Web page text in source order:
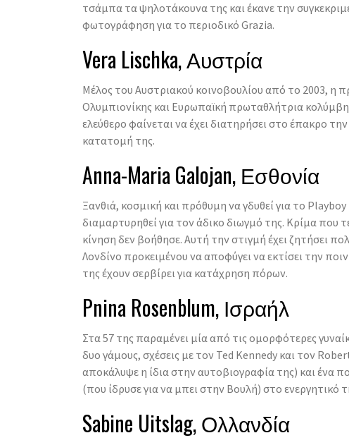
τσάμπα τα ψηλοτάκουνα της και έκανε την
φωτογράφηση για το περιοδικό Grazia.
Vera Lischka, Αυστρία
Μέλος του Αυστριακού κοινοβουλίου από το 2003, η
Ολυμπιονίκης και Ευρωπαϊκή πρωταθλήτρια
ελεύθερο φαίνεται να έχει διατηρήσει στο έπακρο
κατατομή της.
Anna-Maria Galojan, Εσθονία
Ξανθιά, κοσμική και πρόθυμη να γδυθεί για το
διαμαρτυρηθεί για τον άδικο διωγμό της. Κρίμα που
κίνηση δεν βοήθησε. Αυτή την στιγμή έχει ζητήσει
Λονδίνο προκειμένου να αποφύγει να εκτίσει την
της έχουν σερβίρει για κατάχρηση πόρων.
Pnina Rosenblum, Ισραήλ
Στα 57 της παραμένει μία από τις ομορφότερες
δυο γάμους, σχέσεις με τον Ted Kennedy και τον
αποκάλυψε η ίδια στην αυτοβιογραφία της) και ένα
(που ίδρυσε για να μπει στην Βουλή) στο ενεργητικό
Sabine Uitslag, Ολλανδία